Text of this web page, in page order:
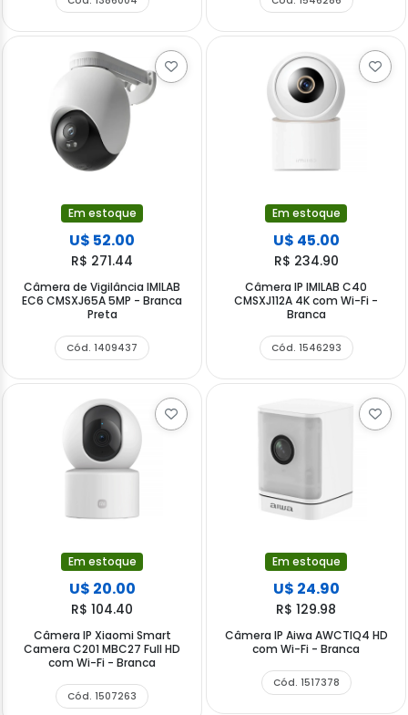
Em estoque
U$ 52.00
R$ 271.44
Câmera de Vigilância IMILAB
EC6 CMSXJ65A 5MP - Branca
Preta
Cód. 1409437
Em estoque
U$ 45.00
R$ 234.90
Câmera IP IMILAB C40
CMSXJ112A 4K com Wi-Fi -
Branca
Cód. 1546293
Em estoque
U$ 20.00
R$ 104.40
Câmera IP Xiaomi Smart
Camera C201 MBC27 Full HD
com Wi-Fi - Branca
Cód. 1507263
Em estoque
U$ 24.90
R$ 129.98
Câmera IP Aiwa AWCTIQ4 HD
com Wi-Fi - Branca
Cód. 1517378